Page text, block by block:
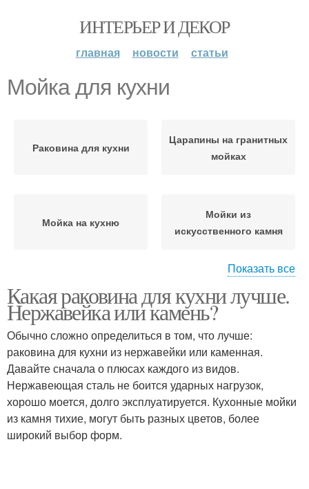
ИНТЕРЬЕР И ДЕКОР
главная новости статьи
Мойка для кухни
Раковина для кухни
Царапины на гранитных
мойках
Мойка на кухню
Мойки из
искусственного камня
Раковина на кухню Угловые мойки
Мойки на кухне Мойки для кухни
Показать все
Какая раковина для кухни лучше.
Нержавейка или камень?
Обычно сложно определиться в том, что лучше:
раковина для кухни из нержавейки или каменная.
Давайте сначала о плюсах каждого из видов.
Нержавеющая сталь не боится ударных нагрузок,
хорошо моется, долго эксплуатируется. Кухонные мойки
из камня тихие, могут быть разных цветов, более
широкий выбор форм.